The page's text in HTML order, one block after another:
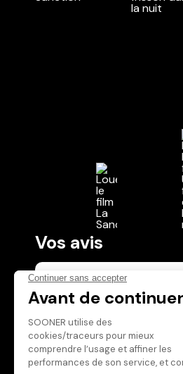
Vos avis
Donnez votre avis
Votre note
Votre commentaire
Il faut vous connecter
publier un avis